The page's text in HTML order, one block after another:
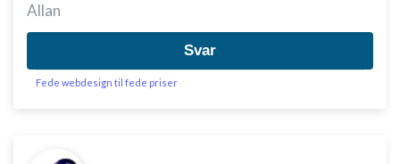
Allan
Svar
Fede webdesign til fede priser